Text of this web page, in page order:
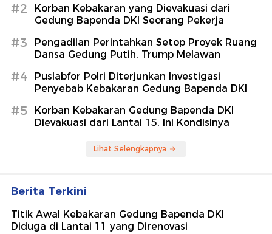
#2
Korban Kebakaran yang Dievakuasi dari
Gedung Bapenda DKI Seorang Pekerja
#3
Pengadilan Perintahkan Setop Proyek Ruang
Dansa Gedung Putih, Trump Melawan
#4
Puslabfor Polri Diterjunkan Investigasi
Penyebab Kebakaran Gedung Bapenda DKI
#5
Korban Kebakaran Gedung Bapenda DKI
Dievakuasi dari Lantai 15, Ini Kondisinya
Lihat Selengkapnya
Berita Terkini
Titik Awal Kebakaran Gedung Bapenda DKI
Diduga di Lantai 11 yang Direnovasi